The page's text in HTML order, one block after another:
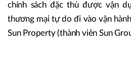
chính sách đặc thù được vận
thương mại tự do đi vào vận
Sun Property (thành viên Sun